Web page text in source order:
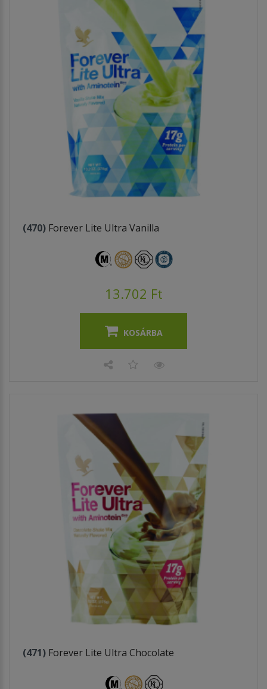
(470) Forever Lite Ultra Vanilla
13.702 Ft
KOSÁRBA
(471) Forever Lite Ultra Chocolate